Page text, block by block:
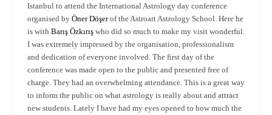
Istanbul to attend the International Astrology day conference
organised by Öner Döşerof the Astroart Astrology School. Here he
is with Barış Özkırış who did so much to make my visit wonderful.
I was extremely impressed by the organisation, professionalism
and dedication of everyone involved. The first day of the
conference was made open to the public and presented free of
charge. They had an overwhelming attendance. This is a great way
to inform the public on what astrology is really about and attract
new students. Lately I have had my eyes opened to how much the